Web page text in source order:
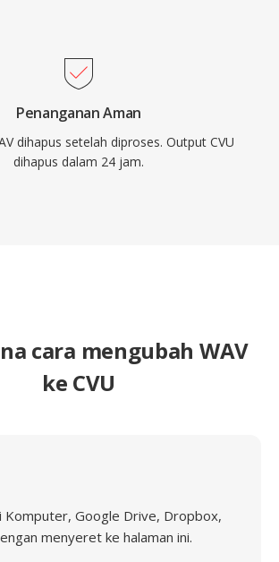
Penanganan Aman
dihapus setelah diproses. Output CVU
dihapus dalam 24 jam.
cara mengubah WAV
ke CVU
Komputer, Google Drive, Dropbox,
menyeret ke halaman ini.